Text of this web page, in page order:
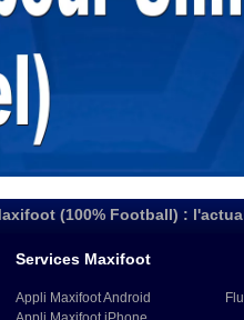
(100% Football) :
Services Maxifoot
Appli Maxifoot Android